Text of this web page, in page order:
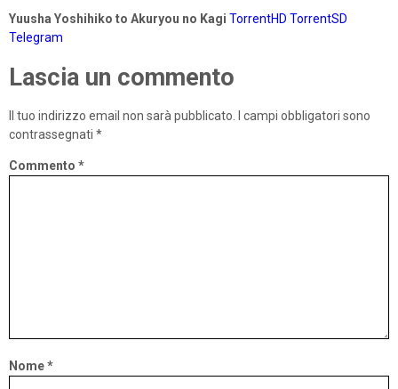
Yuusha Yoshihiko to Akuryou no Kagi TorrentHD TorrentSD
Telegram
Lascia un commento
Il tuo indirizzo email non sarà pubblicato.
I campi obbligatori sono
contrassegnati *
Commento *
Nome*